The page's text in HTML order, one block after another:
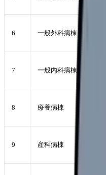
6 一般外科病棟
7 一般内科病棟
8 療養病棟
9 産科病棟